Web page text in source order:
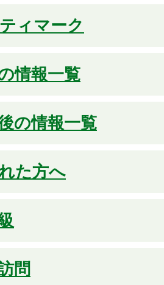
ィマーク
情報一覧
の情報一覧
た方へ
問